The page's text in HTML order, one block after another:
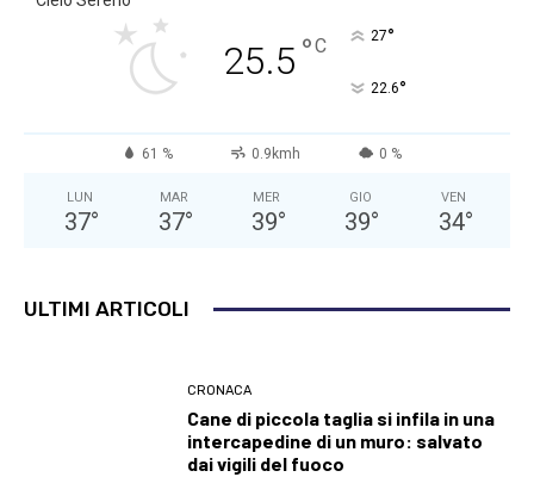
25.5 °C 27°
22.6°
61 % 0.9kmh 0 %
LUN
37°
MAR
37°
MER
39°
GIO
39°
VEN
34°
ULTIMI ARTICOLI
CRONACA
Cane di piccola taglia si infila in una
intercapedine di un muro: salvato
dai vigili del fuoco